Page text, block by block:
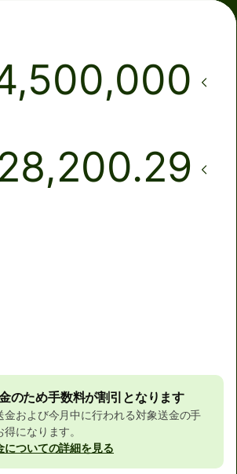
のため手数料が割引となります
金および今月中に行われる対象送金の手
になります。
についての詳細を見る